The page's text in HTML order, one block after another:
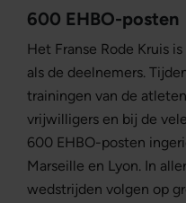
600 EHBO-posten
Het Franse Rode Kruis
als de deelnemers.
trainingen van de
vrijwilligers en bij de
600 EHBO-posten
Marseille en Lyon. In
wedstrijden volgen op